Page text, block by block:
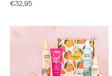
Angebot
€32,95